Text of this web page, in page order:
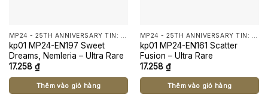
kp01 MP24-EN197 Sweet
Dreams, Nemleria – Ultra Rare
17.258 ₫
Thêm vào giỏ hàng
kp01 MP24-EN161 Scatter
Fusion – Ultra Rare
17.258 ₫
Thêm vào giỏ hàng